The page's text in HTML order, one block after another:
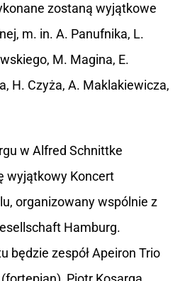
zostaną wyjątkowe
m. in. A. Panufnika, L.
M. Magina, E.
H. Czyża, A. Maklakiewicza,
w Alfred Schnittke
wyjątkowy Koncert
organizowany wspólnie z
Hamburg.
będzie zespół Apeiron Trio